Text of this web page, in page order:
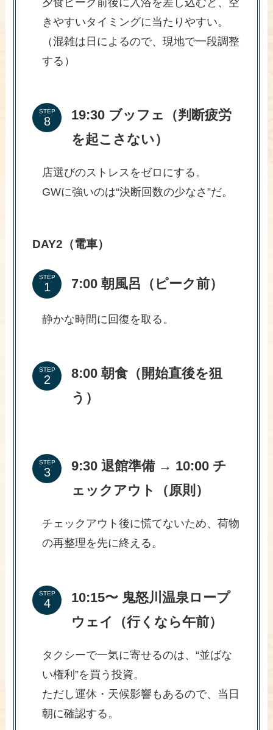
きやすいタイミングに当たりやすい。
（混雑は日によるので、現地で一段調整
する）
STEP
19:30 ブッフェ（判断疲労
を起こさない）
店選びのストレスをゼロにする。
GWに強いのは“決断回数の少なさ”だ。
DAY2（電車）
STEP 7:00 朝風呂（ピーク前）
静かな時間に回復を取る。
STEP
8:00 朝食（開始直後を狙
う）
STEP
9:30 退館準備 → 10:00 チ
ェックアウト（原則）
チェックアウト後に慌てないため、荷物
の再整理を先に終える。
STEP
10:15〜 鬼怒川温泉ロープ
ウェイ（行くなら午前）
タクシーで一気に寄せるのは、“並ばな
い権利”を買う投資。
ただし運休・天候影響もあるので、当日
朝に確認する。